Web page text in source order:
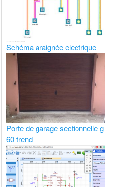
Schéma araignée electrique
Porte de garage sectionnelle g
60 trend